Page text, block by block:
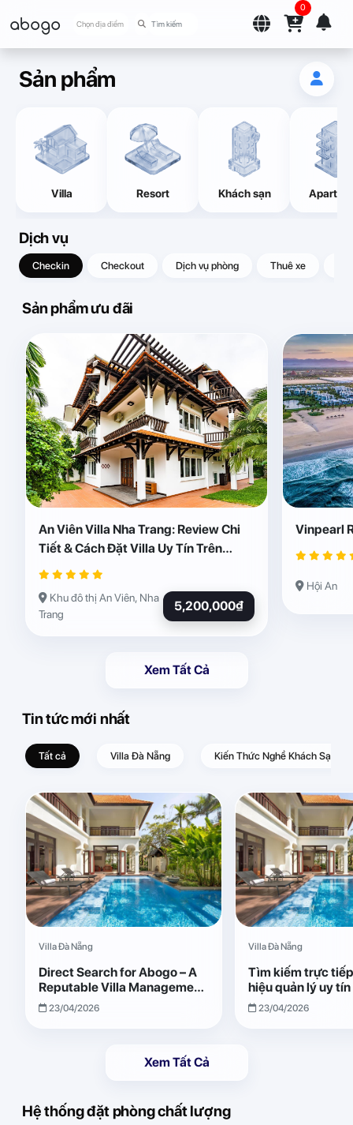
abogo Chọn địa điểm
0
Sản phẩm
Villa Resort Khách sạn
Dịch vụ
Checkin Checkout Dịch vụ phòng Thuê xe
Sản phẩm ưu đãi
An Viên Villa Nha Trang: Review Chi
Tiết & Cách Đặt Villa Uy Tín Trên
Abogo
Khu đô thị An Viên, Nha
Trang
5,200,000₫
Vinpearl
Hội An
Xem Tất Cả
Tin tức mới nhất
Tất cả Villa Đà Nẵng Kiến Thức Nghề Khách Sạn –
Villa Đà Nẵng
Direct Search for Abogo – A
Reputable Villa Management
Brand with Transparent and
Effective Operations
23/04/2026
Villa Đà Nẵng
Tìm kiếm trực
hiệu quản lý uy
Giải pháp vận
quả, minh bạch
23/04/2026
Xem Tất Cả
Hệ thống đặt phòng chất lượng